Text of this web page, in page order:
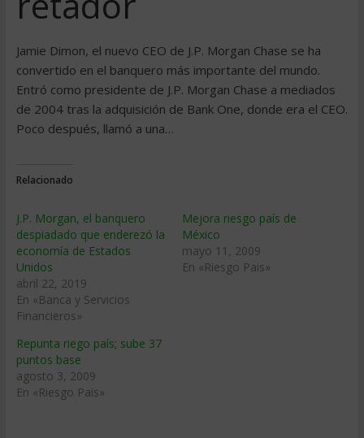
Jamie Dimon, el nuevo CEO de J.P. Morgan Chase se ha
convertido en el banquero más importante del mundo.
Entró como presidente de J.P. Morgan Chase a mediados
de 2004 tras la adquisición de Bank One, donde era el CEO.
Poco después, llamó a una…
Relacionado
J.P. Morgan, el banquero
despiadado que enderezó la
economía de Estados
Unidos
abril 22, 2019
En «Banca y Servicios
Financieros»
Mejora riesgo país de
México
mayo 11, 2009
En «Riesgo Pais»
Repunta riego país; sube 37
puntos base
agosto 3, 2009
En «Riesgo Pais»